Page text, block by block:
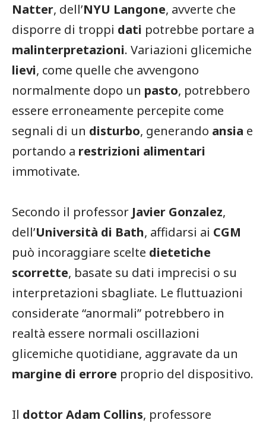
Natter, dell’NYU Langone, avverte che
disporre di troppi dati potrebbe portare a
malinterpretazioni. Variazioni glicemiche
lievi, come quelle che avvengono
normalmente dopo un pasto, potrebbero
essere erroneamente percepite come
segnali di un disturbo, generando ansia e
portando a restrizioni alimentari
immotivate.
Secondo il professor Javier Gonzalez,
dell’Università di Bath, affidarsi ai CGM
può incoraggiare scelte dietetiche
scorrette, basate su dati imprecisi o su
interpretazioni sbagliate. Le fluttuazioni
considerate “anormali” potrebbero in
realtà essere normali oscillazioni
glicemiche quotidiane, aggravate da un
margine di errore proprio del dispositivo.
Il dottor Adam Collins, professore